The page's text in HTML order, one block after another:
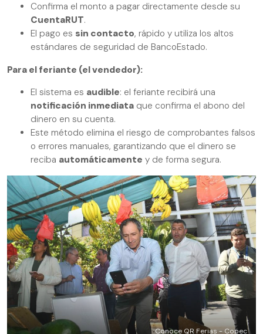
Confirma el monto a pagar directamente desde su
CuentaRUT.
El pago es sin contacto, rápido y utiliza los altos
estándares de seguridad de BancoEstado.
Para el feriante (el vendedor):
El sistema es audible: el feriante recibirá una
notificación inmediata que confirma el abono del
dinero en su cuenta.
Este método elimina el riesgo de comprobantes falsos
o errores manuales, garantizando que el dinero se
reciba automáticamente y de forma segura.
Conoce QR Ferias - Copec